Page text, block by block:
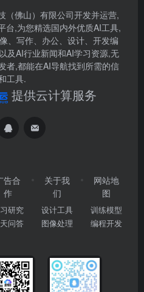
（佛山）有限公司开发并运营,
台,为您精选国内外优质AI工具,
、写作、办公、设计、开发编
及AI行业新闻和AI学习资源,无
者,都能在AI导航找到所需的信
工具.
提供云计算服务
告合
作
研究
问答
关于我
们
设计工具
图像处理
网站地
图
训练模型
编程开发